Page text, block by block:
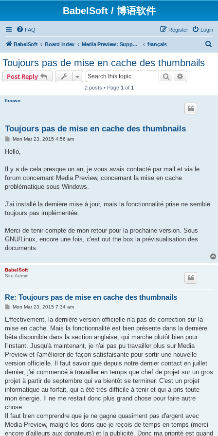
BabelSoft / 博语软件
FAQ Login
Register
BabelSoft Board index Media Preview: Support / Assistance / 帮助 français
Toujours pas de mise en cache des thumbnails
Post Reply Search
2 posts • Page 1 of 1
floown
Toujours pas de mise en cache des thumbnails
P
s
Mon Mar 23, 2015 4:56 am
Hello,
Il y a de cela presque un an, je vous avais contacté par mail et via le
forum concernant Media Preview, concernant la mise en cache
problématique sous Windows.
J'ai installé la dernière mise à jour, mais la fonctionnalité prise ne semble
toujours pas implémentée.
Merci de tenir compte de mon retour pour la prochaine version. Sous
GNU/Linux, encore une fois, c'est out the box la prévisualisation des
documents.
BabelSoft
Site Admin
Re: Toujours pas de mise en cache des thumbnails
P
s
Mon Mar 23, 2015 7:34 am
Effectivement, la dernière version officielle n'a pas de correction sur la
mise en cache. Mais la fonctionnalité est bien présente dans la dernière
bêta disponible dans la section anglaise, qui marche plutôt bien pour
l'instant. Jusqu'à maintenant, je n'ai pas pu travailler plus sur Media
Preview et l'améliorer de façon satisfaisante pour sortir une nouvelle
version officielle. Il faut savoir que depuis notre dernier contact en juillet
dernier, j'ai commencé à travailler en temps que chef de projet sur un gros
projet à partir de septembre qui va bientôt se terminer. C'est un projet
informatique au forfait, qui a été très difficile à tenir et qui a pris toute
mon énergie. Il ne me restait donc plus grand chose pour faire autre
chose.
Il faut bien comprendre que je ne gagne quasiment pas d'argent avec
Media Preview, malgré les dons que je reçois de temps en temps (merci
encore d'ailleurs aux donateurs) et la publicité. Donc ma priorité est quand